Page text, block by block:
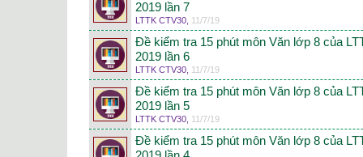
2019 lần 7
LTTK CTV30 11/7/19
Đề kiểm tra 15 phút môn Văn lớp 8 của
2019 lần 6
LTTK CTV30 11/7/19
Đề kiểm tra 15 phút môn Văn lớp 8 của
2019 lần 5
LTTK CTV30 11/7/19
Đề kiểm tra 15 phút môn Văn lớp 8 của